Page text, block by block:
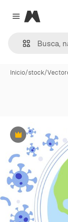
Close menu
Magnific
Inicio/stock/
Premium